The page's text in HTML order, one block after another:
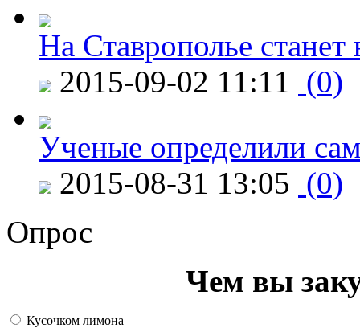
На Ставрополье
2015-09-02 11:11 (0)
Ученые определили
2015-08-31 13:05 (0)
Опрос
Чем вы
Кусочком лимона